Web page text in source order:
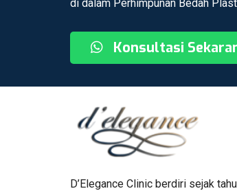
di dalam Perhimpunan Bedah
Konsultasi
D’Elegance Clinic berdiri sejak